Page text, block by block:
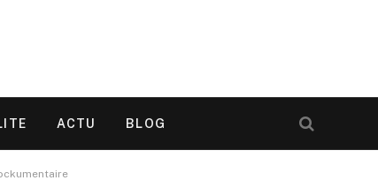
ACTU BLOG